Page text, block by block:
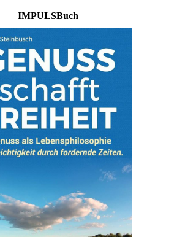
IMPULSBuch